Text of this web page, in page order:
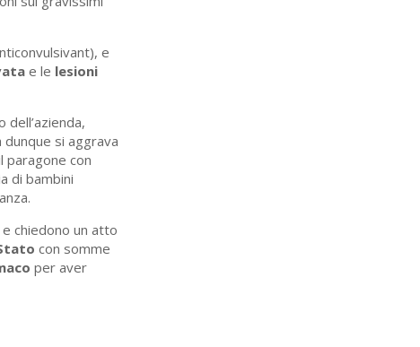
e
e le lesioni
dell’azienda,
si aggrava
paragone con
di bambini
e chiedono un atto
con somme
per aver